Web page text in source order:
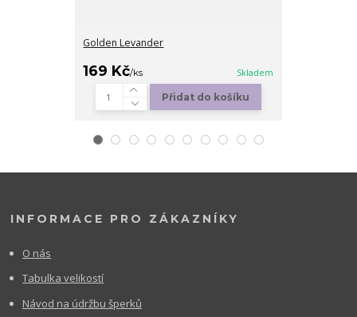
Golden Levander
169 Kč/ks Skladem
Přidat do košíku
INFORMACE PRO ZÁKAZNÍKY
O nás
Tabulka velikostí
Návod na údržbu šperků